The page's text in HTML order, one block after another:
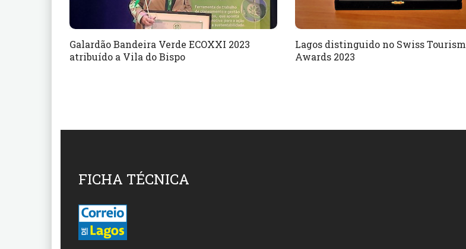
Galardão Bandeira Verde ECOXXI 2023
atribuído a Vila do Bispo
Lagos distinguido no Swiss Tourism
Awards 2023
FICHA TÉCNICA